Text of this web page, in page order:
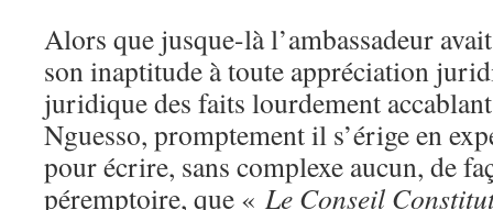
Alors que jusque-là l’ambassadeur
son inaptitude à toute appréciation
juridique des faits lourdement
Nguesso, promptement il s’érige en
pour écrire, sans complexe aucun, de
péremptoire, que « Le Conseil